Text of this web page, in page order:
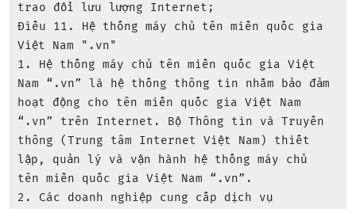
trao đổi lưu lượng Internet;
Điều 11. Hệ thống máy chủ tên miền quốc gia
Việt Nam ".vn"
1. Hệ thống máy chủ tên miền quốc gia Việt
Nam “.vn” là hệ thống thông tin nhằm bảo đảm
hoạt động cho tên miền quốc gia Việt Nam
“.vn” trên Internet. Bộ Thông tin và Truyền
thông (Trung tâm Internet Việt Nam) thiết
lập, quản lý và vận hành hệ thống máy chủ
tên miền quốc gia Việt Nam “.vn”.
2. Các doanh nghiệp cung cấp dịch vụ